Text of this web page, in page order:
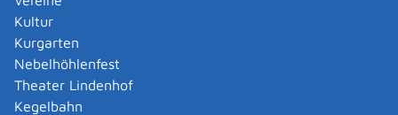
Kultur
Kurgarten
Nebelhöhlenfest
Theater Lindenhof
Kegelbahn
Regierungspräsidium direkt beantragen und
erhalten die Überweisung.
Der Verwendungsnachweis ist dem zuständigen
Regierungspräsidium bis zum 31.03. des Folgejahres
unterschrieben per E-Mail vorzulegen.